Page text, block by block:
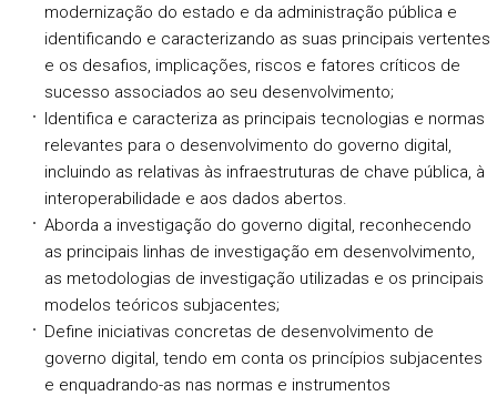
modernização do estado e da administração pública e
identificando e caracterizando as suas principais vertentes
e os desafios, implicações, riscos e fatores críticos de
sucesso associados ao seu desenvolvimento;
Identifica e caracteriza as principais tecnologias e normas
relevantes para o desenvolvimento do governo digital,
incluindo as relativas às infraestruturas de chave pública, à
interoperabilidade e aos dados abertos.
Aborda a investigação do governo digital, reconhecendo
as principais linhas de investigação em desenvolvimento,
as metodologias de investigação utilizadas e os principais
modelos teóricos subjacentes;
Define iniciativas concretas de desenvolvimento de
governo digital, tendo em conta os princípios subjacentes
e enquadrando-as nas normas e instrumentos